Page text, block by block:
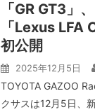
「GR GT3」
「Lexus LFA
初公開
2025年12月5日
TOYOTA GAZOO
クサスは12月5日、